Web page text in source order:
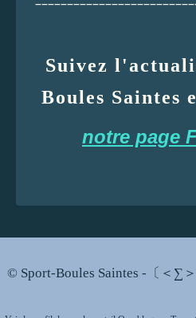
Suivez
Boules Saintes
notre page
© Sport-Boules Saintes -〔＜∑